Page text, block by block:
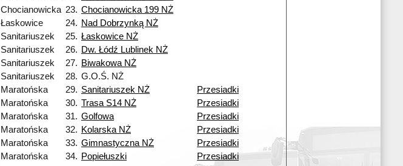
Chocianowicka 23. Chocianowicka 199 NŻ
Łaskowice
24. Nad Dobrzynką NŻ
Sanitariuszek
25. Łaskowice NŻ
Sanitariuszek
26. Dw. Łódź Lublinek NŻ
Sanitariuszek
27. Biwakowa NŻ
Sanitariuszek
28. G.O.Ś. NŻ
Maratońska
29. Sanitariuszek NŻ
Przesiadki
Maratońska
30. Trasa S14 NŻ
Przesiadki
Maratońska
31. Golfowa
Przesiadki
Maratońska
32. Kolarska NŻ
Przesiadki
Maratońska
33. Gimnastyczna NŻ
Przesiadki
Maratońska
34. Popiełuszki
Przesiadki